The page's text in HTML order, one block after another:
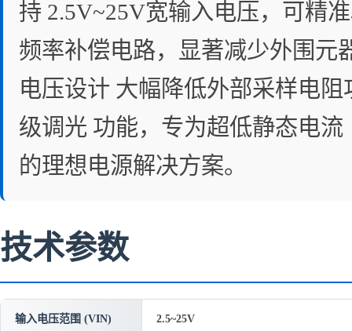
持 2.5V~25V宽输入电压，可精
频率补偿电路，显著减少外围元
电压设计 大幅降低外部采样电
级调光 功能，专为超低静态电
的理想电源解决方案。
技术参数
输入电压范围 (VIN) 2.5~25V